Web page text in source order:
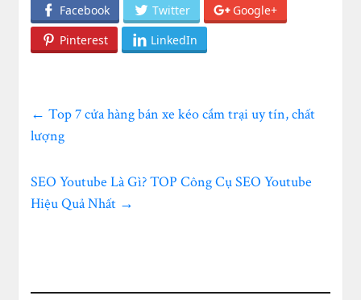
Facebook Twitter
Google+
Pinterest
LinkedIn
← Top 7 cửa hàng bán xe kéo cắm trại uy tín, chất
lượng
SEO Youtube Là Gì? TOP Công Cụ SEO Youtube
Hiệu Quả Nhất →